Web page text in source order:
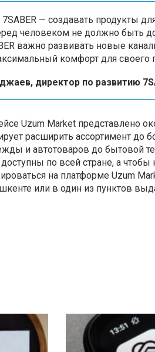
— создавать продукты
человеком не должно быть
важно развивать новые
комфорт для своего
директор по развитию
Uzum Market представлено
расширить ассортимент до
и автотоваров до бытовой
по всей стране, а
на платформе Uzum
или в один из пунктов